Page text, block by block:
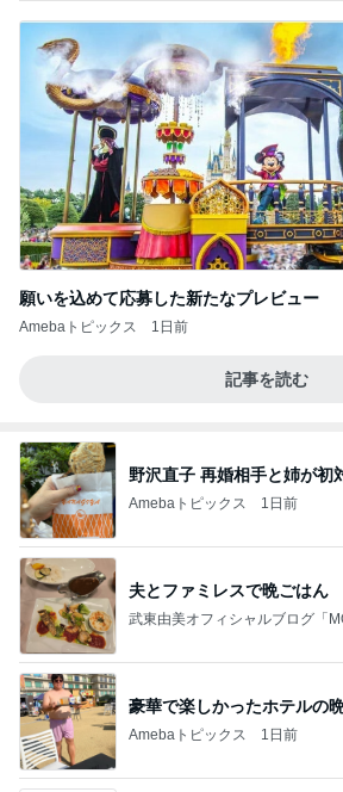
願いを込めて応募した新たなプレビュー
Amebaトピックス 1日前
記事を読む
野沢直子 再婚相手と姉が初
Amebaトピックス 1日前
夫とファミレスで晩ごはん
武東由美オフィシャルブログ「
豪華で楽しかったホテルの
Amebaトピックス 1日前